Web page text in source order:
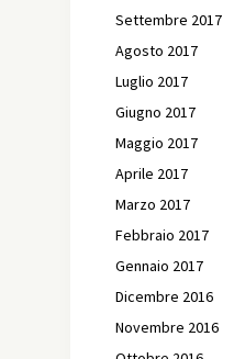
Settembre 2017
Agosto 2017
Luglio 2017
Giugno 2017
Maggio 2017
Aprile 2017
Marzo 2017
Febbraio 2017
Gennaio 2017
Dicembre 2016
Novembre 2016